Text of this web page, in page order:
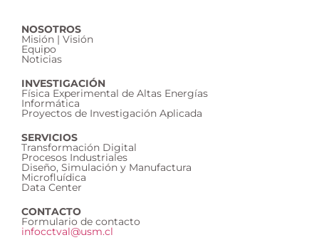
NOSOTROS
Misión | Visión
Equipo
Noticias
INVESTIGACIÓN
Física Experimental de Altas Energías
Informática
Proyectos de Investigación Aplicada
SERVICIOS
Transformación Digital
Procesos Industriales
Diseño, Simulación y Manufactura
Microfluídica
Data Center
CONTACTO
Formulario de contacto
infocctval@usm.cl